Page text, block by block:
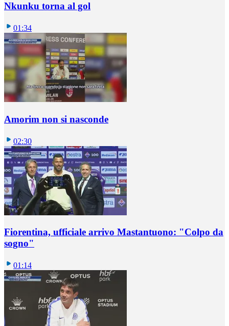
Nkunku torna al gol
01:34
Amorim non si nasconde
02:30
Fiorentina, ufficiale arrivo Mastantuono: "Colpo da
sogno"
01:14